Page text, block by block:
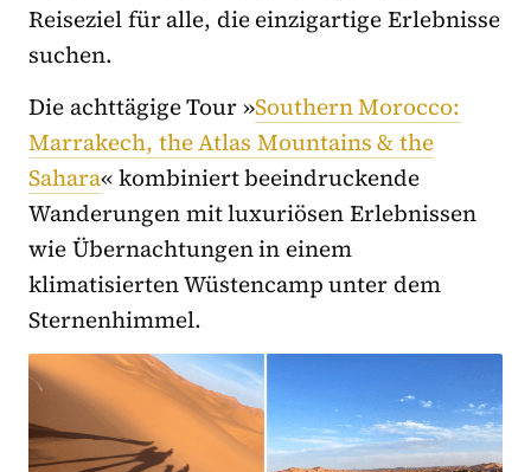
Reiseziel für alle, die einzigartige Erlebnisse
suchen.
Die achttägige Tour »Southern Morocco:
Marrakech, the Atlas Mountains & the
Sahara« kombiniert beeindruckende
Wanderungen mit luxuriösen Erlebnissen
wie Übernachtungen in einem
klimatisierten Wüstencamp unter dem
Sternenhimmel.